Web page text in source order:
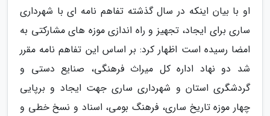
او با بیان اینکه در سال گذشته تفاهم نامه ای با شهرداری
ساری برای ایجاد، تجهیز و راه اندازی موزه های مشارکتی به
امضا رسیده است اظهار کرد: بر اساس این تفاهم نامه مقرر
شد دو نهاد اداره کل میراث فرهنگی، صنایع دستی و
گردشگری استان و شهرداری ساری جهت ایجاد و برپایی
چهار موزه تاریخ ساری، فرهنگ بومی، اسناد و نسخ خطی و